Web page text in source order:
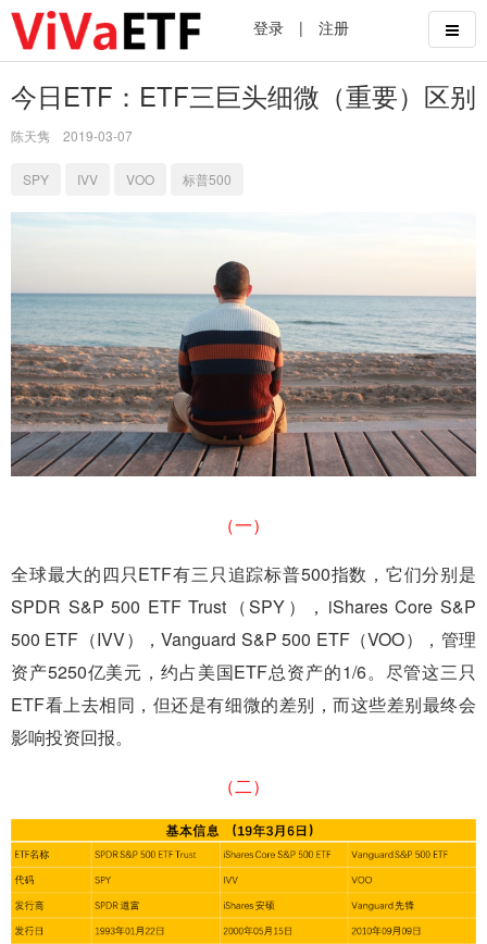
登录 | 注册
今日ETF：ETF三巨头细微（重要）区别
陈天隽 2019-03-07
SPY IVV VOO 标普500
（一）
全球最大的四只ETF有三只追踪标普500指数，它们分别是
SPDR S&P 500 ETF Trust（SPY），iShares Core S&P
500 ETF（IVV），Vanguard S&P 500 ETF（VOO），管理
资产5250亿美元，约占美国ETF总资产的1/6。尽管这三只
ETF看上去相同，但还是有细微的差别，而这些差别最终会
影响投资回报。
（二）